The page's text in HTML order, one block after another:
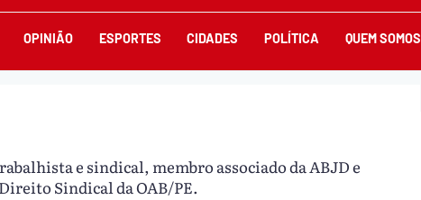
OPINIÃO ESPORTES CIDADES POLÍTICA QUEM SOMOS
e sindical, membro associado da ABJD e
Sindical da OAB/PE.